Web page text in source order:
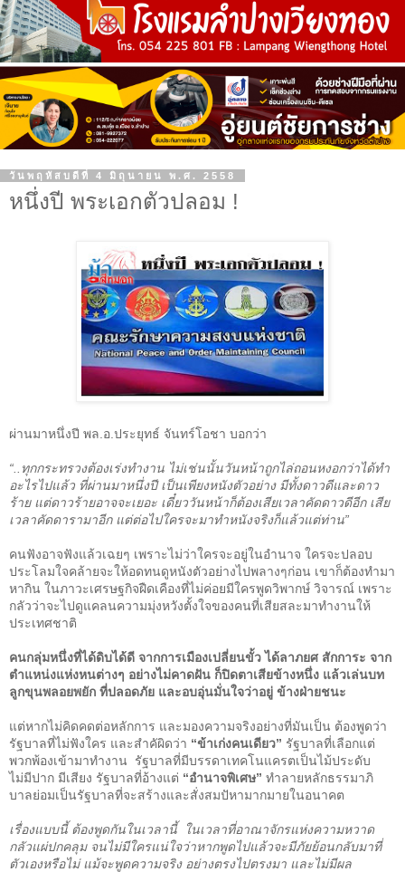
วันพฤหัสบดีที่ 4 มิถุนายน พ.ศ. 2558
หนึ่งปี พระเอกตัวปลอม !
ผ่านมาหนึ่งปี พล อ ประยุทธ์ จันทร์โอชา บอกว่า
“..
ทุกกระทรวงต้องเร่งทำงาน ไม่เช่นนั้นวันหน้าถูกไล่ถอนหงอกว่าได้ทำ
อะไรไปแล้ว ที่ผ่านมาหนึ่งปี เป็นเพียงหนังตัวอย่าง มีทั้งดาวดีและดาว
ร้าย แต่ดาวร้ายอาจจะเยอะ เดี๋ยววันหน้าก็ต้องเสียเวลาคัดดาวดีอีก เสีย
เวลาคัดดารามาอีก แต่ต่อไปใครจะมาทำหนังจริงก็แล้วแต่ท่าน”
คนฟังอาจฟังแล้วเฉยๆ เพราะไม่ว่าใครจะอยู่ในอำนาจ ใครจะปลอบ
ประโลมใจคล้ายจะให้อดทนดูหนังตัวอย่างไปพลางๆก่อน เขาก็ต้องทำมา
หากิน ในภาวะเศรษฐกิจฝืดเคืองที่ไม่ค่อยมีใครพูดวิพากษ์ วิจารณ์ เพราะ
กลัวว่าจะไปดูแคลนความมุ่งหวังตั้งใจของคนที่เสียสละมาทำงานให้
ประเทศชาติ
คนกลุ่มหนึ่งที่ได้ดิบได้ดี จากการเมืองเปลี่ยนขั้ว ได้ลาภยศ สักการะ จาก
ตำแหน่งแห่งหนต่างๆ อย่างไม่คาดฝัน ก็ปิดตาเสียข้างหนึ่ง แล้วเล่นบท
ลูกขุนพลอยพยัก ที่ปลอดภัย และอบอุ่นมั่นใจว่าอยู่ ข้างฝ่ายชนะ
แต่หากไม่คิดคดต่อหลักการ และมองความจริงอย่างที่มันเป็น ต้องพูดว่า
รัฐบาลที่ไม่ฟังใคร และสำคัผิดว่า “ข้าเก่งคนเดียว” รัฐบาลที่เลือกแต่
พวกพ้องเข้ามาทำงาน
รัฐบาลที่มีบรรดาเทคโนแครตเป็นไม้ประดับ
ไม่มีปาก มีเสียง รัฐบาลที่อ้างแต่ “อำนาจพิเศษ” ทำลายหลักธรรมาภิ
บาลย่อมเป็นรัฐบาลที่จะสร้างและสั่งสมปัหามากมายในอนาคต
เรื่องแบบนี้ ต้องพูดกันในเวลานี้
ในเวลาที่อาณาจักรแห่งความหวาด
กลัวแผ่ปกคลุม จนไม่มีใครแน่ใจว่าหากพูดไปแล้วจะมีภัยย้อนกลับมาที่
ตัวเองหรือไม่ แม้จะพูดความจริง อย่างตรงไปตรงมา และไม่มีผล